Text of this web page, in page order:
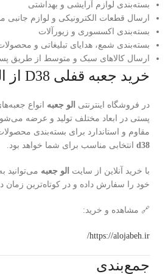
بسته‌بندی لوازم آرایشی و بهداشتی
ارسال قطعات الکترونیکی و لوازم جانبی
بسته‌بندی اکسسوری و زیورآلات
بسته‌بندی شمع، هدایای تبلیغاتی و
ارسال کالاهای سبک و متوسط از طریق
خرید جعبه قفلی D38 از الو جعبه 🛒
در فروشگاه اینترنتی الو جعبه انواع
پستی در ابعاد مختلف تولید و عرضه
مقاوم و استاندارد برای بسته‌بندی
d38 انتخابی مناسب برای شما خواهد بود.
با خرید آنلاین از سایت الو جعبه می‌توانید
خود را سفارش داده و در کوتاه‌ترین زمان
🔗 مشاهده و خرید:
https://alojabeh.ir/
جمع‌بندی